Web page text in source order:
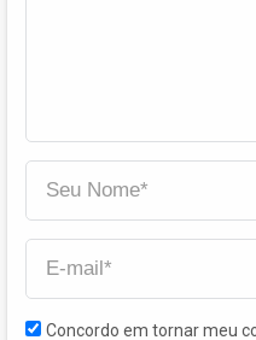
Concordo em tornar meu